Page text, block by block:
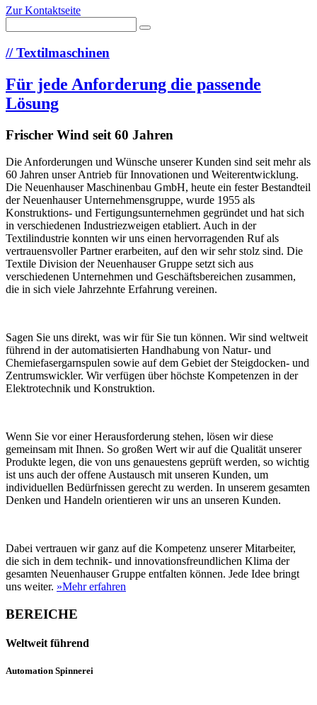
Zur Kontaktseite
//Textilmaschinen
Für jede Anforderung die passende
Lösung
Frischer Wind seit 60 Jahren
Die Anforderungen und Wünsche unserer Kunden sind seit mehr als
60 Jahren unser Antrieb für Innovationen und Weiterentwicklung.
Die Neuenhauser Maschinenbau GmbH, heute ein fester Bestandteil
der Neuenhauser Unternehmensgruppe, wurde 1955 als
Konstruktions- und Fertigungsunternehmen gegründet und hat sich
in verschiedenen Industriezweigen etabliert. Auch in der
Textilindustrie konnten wir uns einen hervorragenden Ruf als
vertrauensvoller Partner erarbeiten, auf den wir sehr stolz sind. Die
Textile Division der Neuenhauser Gruppe setzt sich aus
verschiedenen Unternehmen und Geschäftsbereichen zusammen,
die in sich viele Jahrzehnte Erfahrung vereinen.
Sagen Sie uns direkt, was wir für Sie tun können. Wir sind weltweit
führend in der automatisierten Handhabung von Natur- und
Chemiefasergarnspulen sowie auf dem Gebiet der Steigdocken- und
Zentrumswickler. Wir verfügen über höchste Kompetenzen in der
Elektrotechnik und Konstruktion.
Wenn Sie vor einer Herausforderung stehen, lösen wir diese
gemeinsam mit Ihnen. So großen Wert wir auf die Qualität unserer
Produkte legen, die von uns genauestens geprüft werden, so wichtig
ist uns auch der offene Austausch mit unseren Kunden, um
individuellen Bedürfnissen gerecht zu werden. In unserem gesamten
Denken und Handeln orientieren wir uns an unseren Kunden.
Dabei vertrauen wir ganz auf die Kompetenz unserer Mitarbeiter,
die sich in dem technik- und innovationsfreundlichen Klima der
gesamten Neuenhauser Gruppe entfalten können. Jede Idee bringt
uns weiter. »Mehr erfahren
BEREICHE
Weltweit führend
Automation Spinnerei